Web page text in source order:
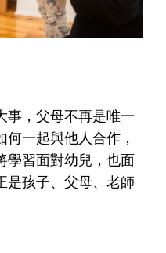
事，父母不再是唯一
一起與他人合作，
學習面對幼兒，也面
是孩子、父母、老師